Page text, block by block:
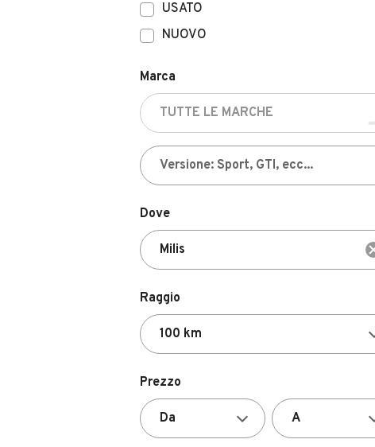
USATO
NUOVO
Marca
Dove
Raggio
Prezzo